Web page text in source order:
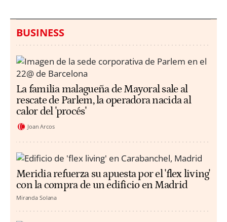
BUSINESS
La familia malagueña de Mayoral sale al
rescate de Parlem, la operadora nacida al
calor del 'procés'
Joan Arcos
Meridia refuerza su apuesta por el 'flex living'
con la compra de un edificio en Madrid
Miranda Solana